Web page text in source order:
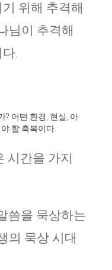
위해 추격해
님이 추격해
.
? 어떤 환경, 현실, 아
할 축복이다.
시간을 가지
씀을 묵상하는
의 묵상 시대